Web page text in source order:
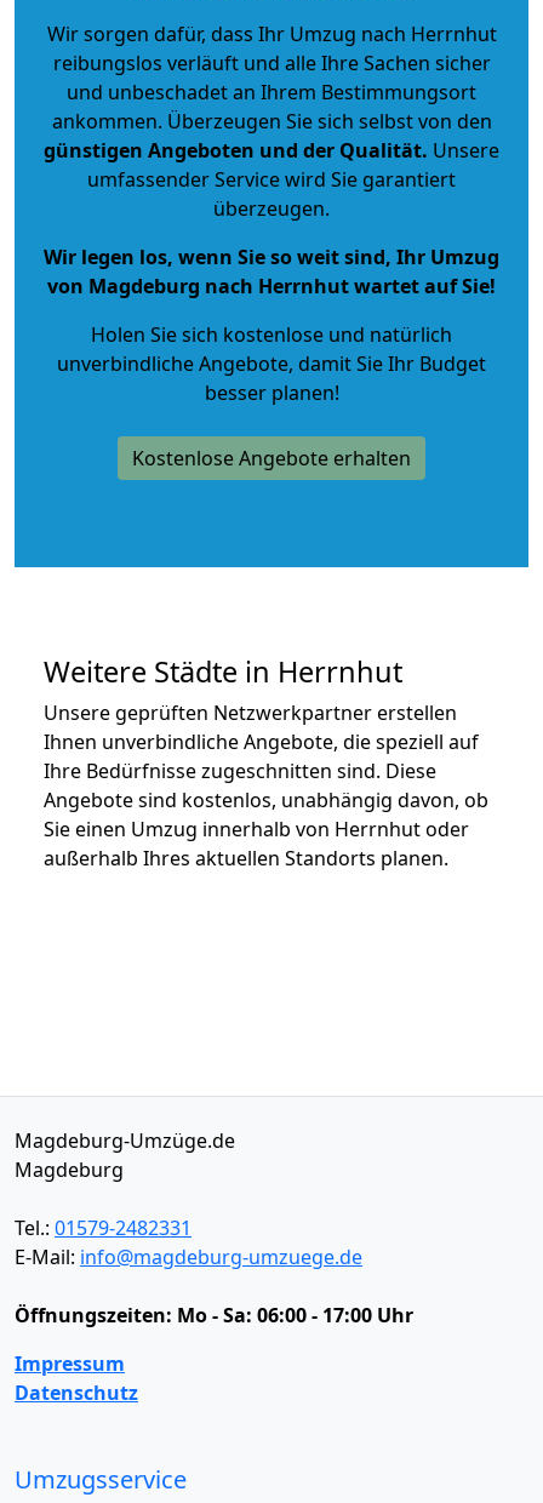
Wir sorgen dafür, dass Ihr Umzug nach Herrnhut
reibungslos verläuft und alle Ihre Sachen sicher
und unbeschadet an Ihrem Bestimmungsort
ankommen. Überzeugen Sie sich selbst von den
günstigen Angeboten und der Qualität. Unsere
umfassender Service wird Sie garantiert
überzeugen.
Wir legen los, wenn Sie so weit sind, Ihr Umzug
von Magdeburg nach Herrnhut wartet auf Sie!
Holen Sie sich kostenlose und natürlich
unverbindliche Angebote, damit Sie Ihr Budget
besser planen!
Kostenlose Angebote erhalten
Weitere Städte in Herrnhut
Unsere geprüften Netzwerkpartner erstellen
Ihnen unverbindliche Angebote, die speziell auf
Ihre Bedürfnisse zugeschnitten sind. Diese
Angebote sind kostenlos, unabhängig davon, ob
Sie einen Umzug innerhalb von Herrnhut oder
außerhalb Ihres aktuellen Standorts planen.
Magdeburg-Umzüge.de
Magdeburg
Tel.: 01579-2482331
E-Mail: info@magdeburg-umzuege.de
Öffnungszeiten: Mo - Sa: 06:00 - 17:00 Uhr
Impressum
Datenschutz
Umzugsservice